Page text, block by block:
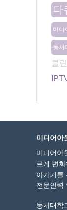
다
미디
동서
클
미디어아
미디어아
르게 변
아가기를
전문인력
동서대학